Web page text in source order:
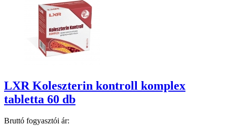
LXR Koleszterin kontroll komplex
tabletta 60 db
Bruttó fogyasztói ár: